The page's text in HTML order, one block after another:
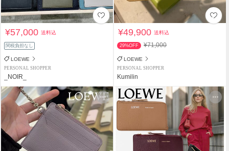
¥57,000送料込
関税負担なし
LOEWE
PERSONAL SHOPPER
_NOIR_
¥49,900送料込
29%OFF ¥71,000
LOEWE
PERSONAL SHOPPER
Kumilin